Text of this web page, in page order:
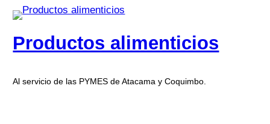
Productos alimenticios
Al servicio de las PYMES de Atacama y Coquimbo.